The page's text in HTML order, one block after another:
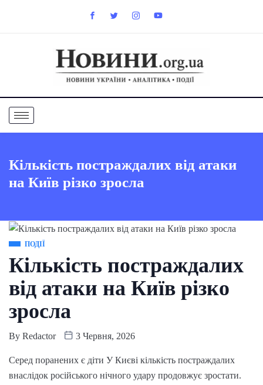
Кількість постраждалих від атаки
на Київ різко зросла
ПОДІЇ
Кількість постраждалих
від атаки на Київ різко
зросла
By Redactor 3 Червня, 2026
Серед поранених є діти У Києві кількість постраждалих
внаслідок російського нічного удару продовжує зростати.